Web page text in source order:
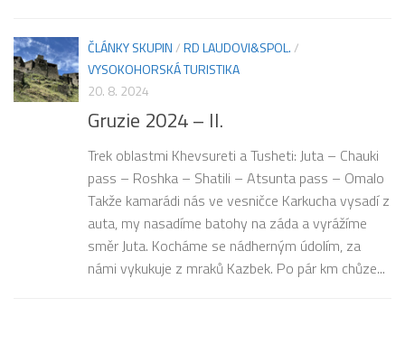
ČLÁNKY SKUPIN/RD LAUDOVI&SPOL./
VYSOKOHORSKÁ TURISTIKA
20. 8. 2024
Gruzie 2024 – II.
Trek oblastmi Khevsureti a Tusheti: Juta – Chauki
pass – Roshka – Shatili – Atsunta pass – Omalo
Takže kamarádi nás ve vesničce Karkucha vysadí z
auta, my nasadíme batohy na záda a vyrážíme
směr Juta. Kocháme se nádherným údolím, za
námi vykukuje z mraků Kazbek. Po pár km chůze...